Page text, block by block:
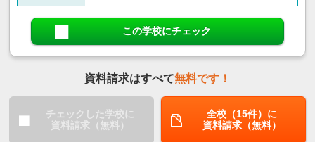
この学校にチェック
資料請求はすべて無料です！
チェックした学校に
資料請求（無料）
全校（15件）に
資料請求（無料）